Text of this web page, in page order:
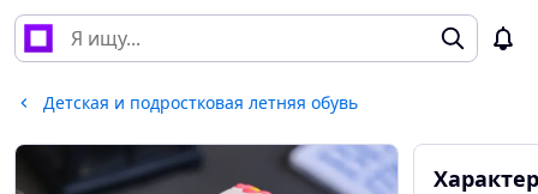
Детская и подростковая летняя обувь